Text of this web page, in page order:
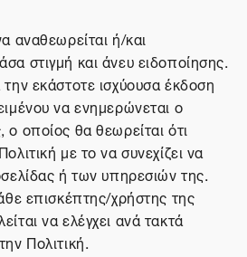
αναθεωρείται ή/και
στιγμή και άνευ ειδοποίησης.
εκάστοτε ισχύουσα έκδοση
να ενημερώνεται ο
οποίος θα θεωρείται ότι
με το να συνεχίζει να
ή των υπηρεσιών της.
επισκέπτης/χρήστης της
να ελέγχει ανά τακτά
Πολιτική.